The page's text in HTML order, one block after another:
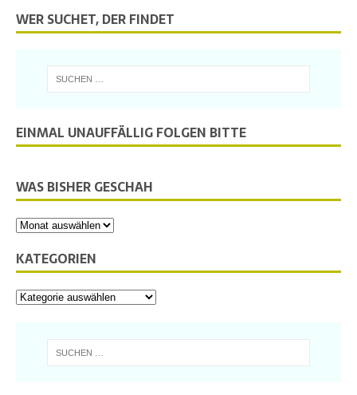
WER SUCHET, DER FINDET
EINMAL UNAUFFÄLLIG FOLGEN BITTE
WAS BISHER GESCHAH
KATEGORIEN